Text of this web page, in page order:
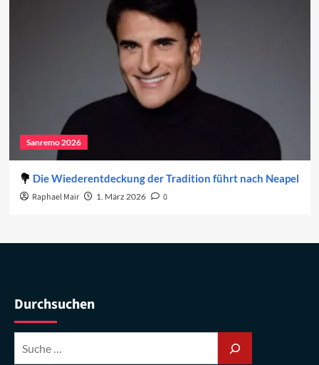
Sanremo 2026
Die Wiederentdeckung der Tradition führt nach Neapel
Raphael Mair 1. März 2026 0
Durchsuchen